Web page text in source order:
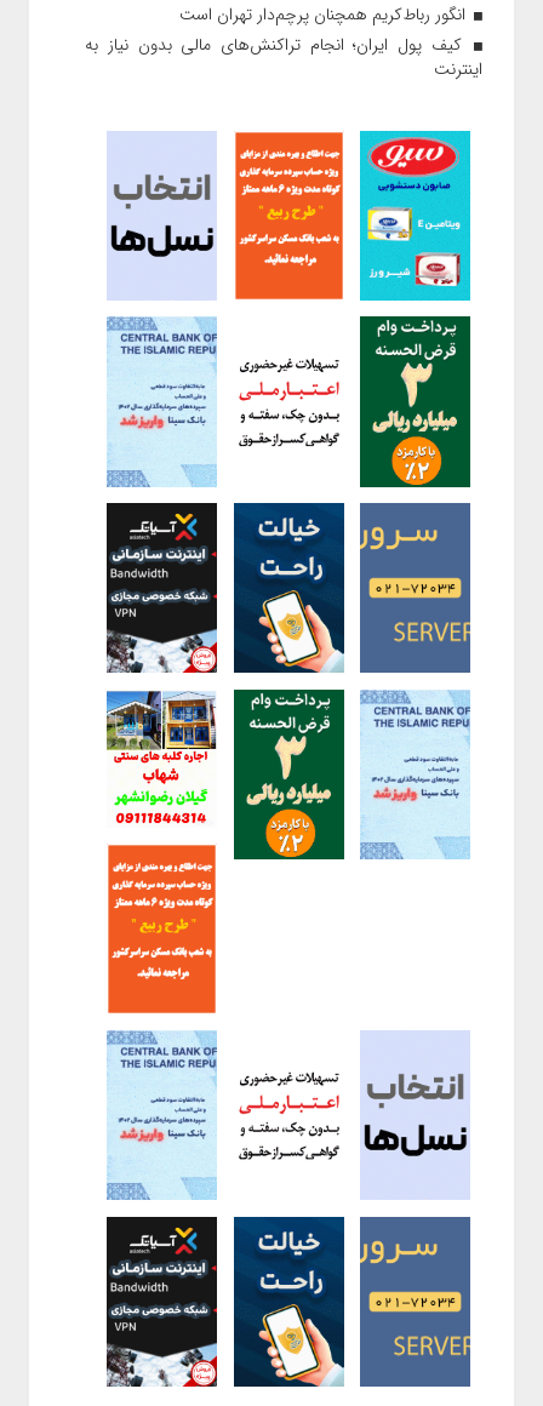
انگور رباط‌کریم همچنان پرچم‌دار تهران است
کیف پول ایران؛ انجام تراکنش‌های مالی بدون نیاز به
اینترنت